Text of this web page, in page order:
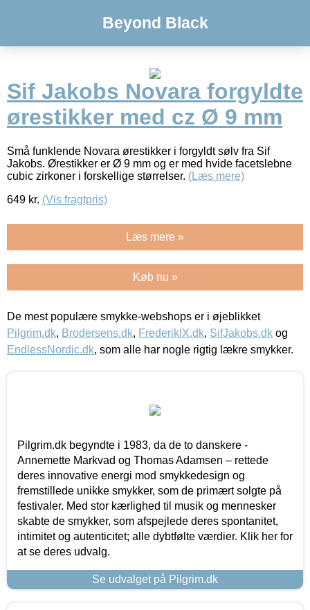
Beyond Black
Sif Jakobs Novara forgyldte
ørestikker med cz Ø 9 mm
Små funklende Novara ørestikker i forgyldt sølv fra Sif
Jakobs. Ørestikker er Ø 9 mm og er med hvide facetslebne
cubic zirkoner i forskellige størrelser. (Læs mere)
649 kr. (Vis fragtpris)
Læs mere »
Køb nu »
De mest populære smykke-webshops er i øjeblikket
Pilgrim.dk, Brodersens.dk, FrederikIX.dk, SifJakobs.dk og
EndlessNordic.dk, som alle har nogle rigtig lækre smykker.
Pilgrim.dk begyndte i 1983, da de to danskere -
Annemette Markvad og Thomas Adamsen – rettede
deres innovative energi mod smykkedesign og
fremstillede unikke smykker, som de primært solgte på
festivaler. Med stor kærlighed til musik og mennesker
skabte de smykker, som afspejlede deres spontanitet,
intimitet og autenticitet; alle dybtfølte værdier. Klik her for
at se deres udvalg.
Se udvalget på Pilgrim.dk